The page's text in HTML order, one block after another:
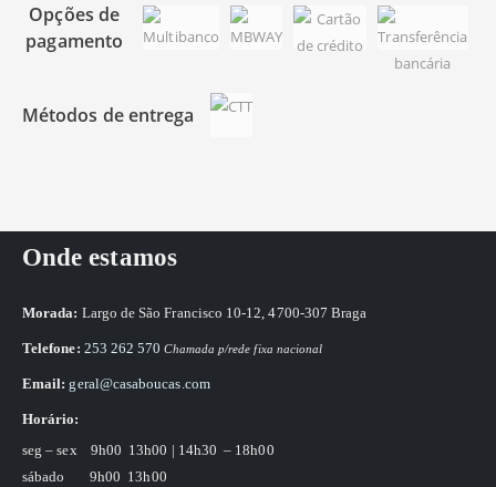
Opções de
pagamento
Métodos de entrega
Onde estamos
Morada: Largo de São Francisco 10-12, 4700-307 Braga
Telefone: 253 262 570 Chamada p/rede fixa nacional
Email: geral@casaboucas.com
Horário:
seg – sex
9h00 13h00 | 14h30 – 18h00
sábado
9h00 13h00